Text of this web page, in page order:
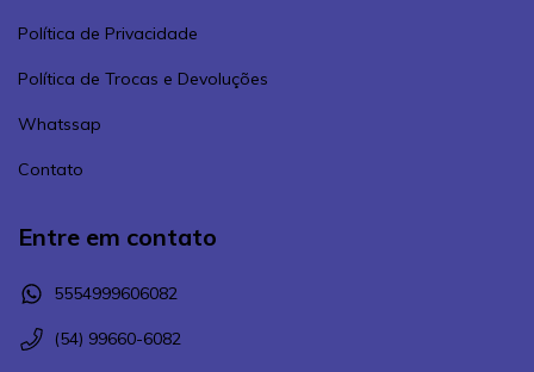
Política de Privacidade
Política de Trocas e Devoluções
Whatssap
Contato
Entre em contato
5554999606082
(54) 99660-6082